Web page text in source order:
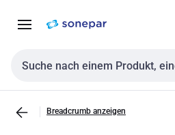
NavigationInhalt
Sucheingabe
Breadcrumb anzeigen